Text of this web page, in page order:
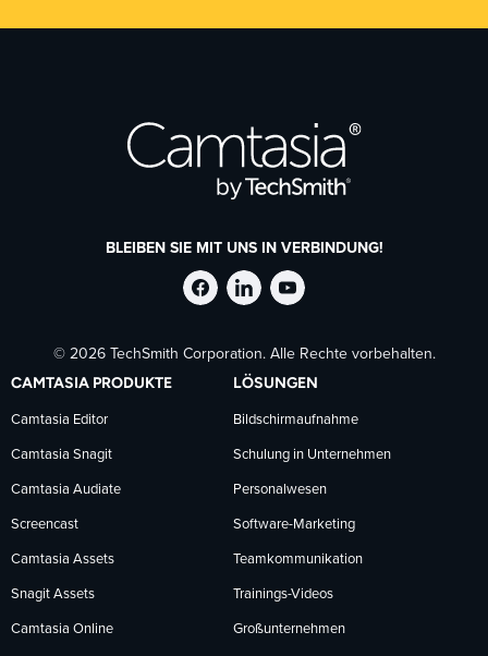
BLEIBEN SIE MIT UNS IN VERBINDUNG!
TechSmith
auf
Facebook
folgen
TechSmith
auf
LinkedIn
folgen
TechSmith
auf
YouTube
folgen
© 2026 TechSmith Corporation. Alle Rechte vorbehalten.
CAMTASIA PRODUKTE
Camtasia Editor
Camtasia Snagit
Camtasia Audiate
Screencast
Camtasia Assets
Snagit Assets
Camtasia Online
LÖSUNGEN
Bildschirmaufnahme
Schulung in Unternehmen
Personalwesen
Software-Marketing
Teamkommunikation
Trainings-Videos
Großunternehmen